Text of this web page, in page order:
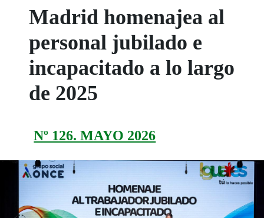
Madrid homenajea al
personal jubilado e
incapacitado a lo largo
de 2025
Nº 126. MAYO 2026